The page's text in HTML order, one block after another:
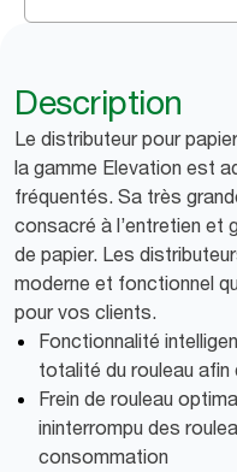
Description
Le distributeur pour
la gamme Elevation est
fréquentés. Sa très
consacré à l’entretien et
de papier. Les
moderne et fonctionnel
pour vos clients.
Fonctionnalité
totalité du rouleau afin
Frein de rouleau
ininterrompu des
consommation